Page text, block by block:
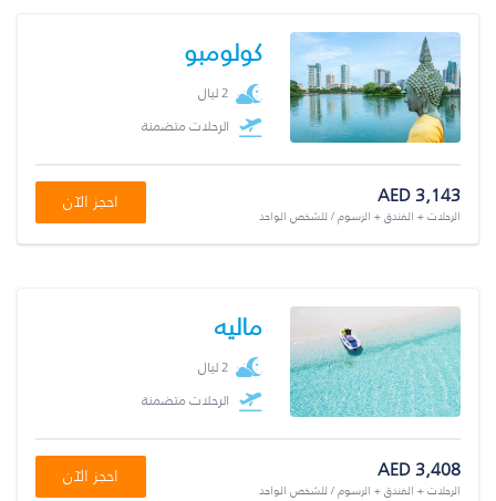
كولومبو
2 ليال
الرحلات متضمنة
AED 3,143
الرحلات + الفندق + الرسوم / للشخص الواحد
احجز الآن
ماليه
2 ليال
الرحلات متضمنة
AED 3,408
الرحلات + الفندق + الرسوم / للشخص الواحد
احجز الآن